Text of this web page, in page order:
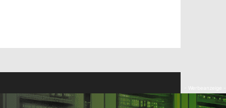
- Werbeanzeige -